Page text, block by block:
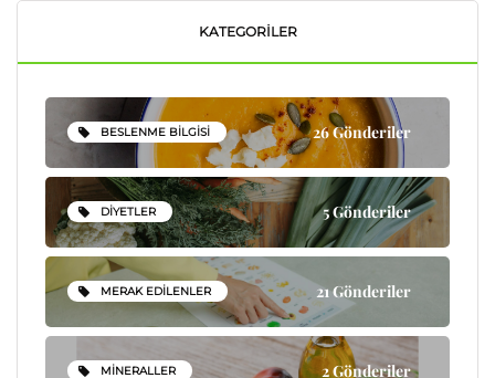
KATEGORILER
BESLENME BILGISI 26 Gönderiler
DIYETLER 5 Gönderiler
MERAK EDILENLER 21 Gönderiler
MINERALLER 2 Gönderiler